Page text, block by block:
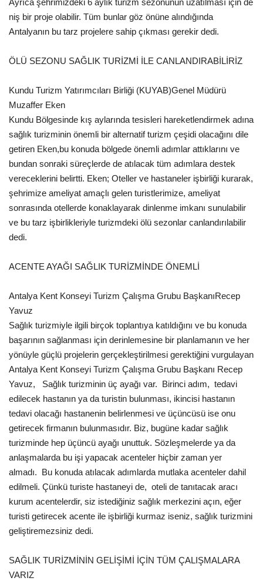
niş bir proje olabilir. Tüm bunlar göz önüne alındığında
Antalyanın bu tarz projelere sahip çıkması gerekir dedi.
ÖLÜ SEZONU SAĞLIK TURİZMİ İLE CANLANDIRABİLİRİZ
Kundu Turizm Yatırımcıları Birliği (KUYAB)Genel Müdürü
Muzaffer Eken
Kundu Bölgesinde kış aylarında tesisleri hareketlendirmek adına
sağlık turizminin önemli bir alternatif turizm çeşidi olacağını dile
getiren Eken,bu konuda bölgede önemli adımlar attıklarını ve
bundan sonraki süreçlerde de atılacak tüm adımlara destek
vereceklerini belirtti. Eken; Oteller ve hastaneler işbirliği kurarak,
şehrimize ameliyat amaçlı gelen turistlerimize, ameliyat
sonrasında otellerde konaklayarak dinlenme imkanı sunulabilir
ve bu tarz işbirlikleriyle turizmdeki ölü sezonlar canlandırılabilir 
dedi.
ACENTE AYAĞI SAĞLIK TURİZMİNDE ÖNEMLİ
Antalya Kent Konseyi Turizm Çalışma Grubu BaşkanıRecep
Yavuz
Sağlık turizmiyle ilgili birçok toplantıya katıldığını ve bu konuda
başarının sağlanması için derinlemesine bir planlamanın ve her
yönüyle güçlü projelerin gerçekleştirilmesi gerektiğini vurgulayan
Antalya Kent Konseyi Turizm Çalışma Grubu Başkanı Recep
Yavuz,  Sağlık turizminin üç ayağı var. Birinci adım, tedavi
edilecek hastanın ya da turistin bulunması, ikincisi hastanın
tedavi olacağı hastanenin belirlenmesi ve üçüncüsü ise onu
getirecek firmanın bulunmasıdır. Biz, bugüne kadar sağlık
turizminde hep üçüncü ayağı unuttuk. Sözleşmelerde ya da
anlaşmalarda bu işi yapacak acenteler hiçbir zaman yer
almadı. Bu konuda atılacak adımlarda mutlaka acenteler dahil
edilmeli. Çünkü turiste hastaneyi de, oteli de tanıtacak aracı
kurum acentelerdir, siz istediğiniz sağlık merkezini açın, eğer
turisti getirecek acente ile işbirliği kurmaz iseniz, sağlık turizmini
geliştiremezsiniz dedi.
SAĞLIK TURİZMİNİN GELİŞİMİ İÇİN TÜM ÇALIŞMALARA
VARIZ